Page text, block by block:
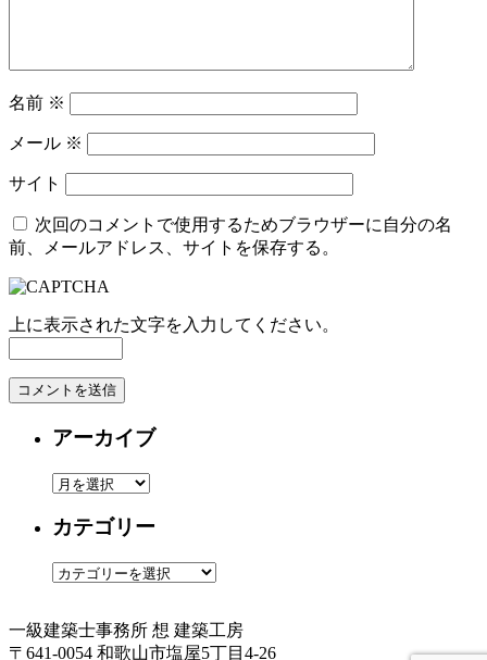
名前 ※
メール ※
サイト
次回のコメントで使用するためブラウザーに自分の名
前、メールアドレス、サイトを保存する。
上に表示された文字を入力してください。
アーカイブ
ア
カ
ブ
カテゴリー
カ
ゴ
リ
一級建築士事務所 想 建築工房
〒641-0054 和歌山市塩屋5丁目4-26